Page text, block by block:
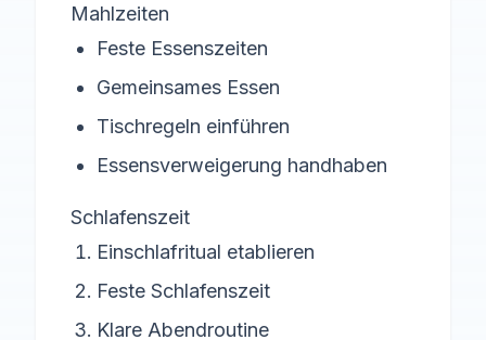
Mahlzeiten
Feste Essenszeiten
Gemeinsames Essen
Tischregeln einführen
Essensverweigerung handhaben
Schlafenszeit
Einschlafritual etablieren
Feste Schlafenszeit
Klare Abendroutine